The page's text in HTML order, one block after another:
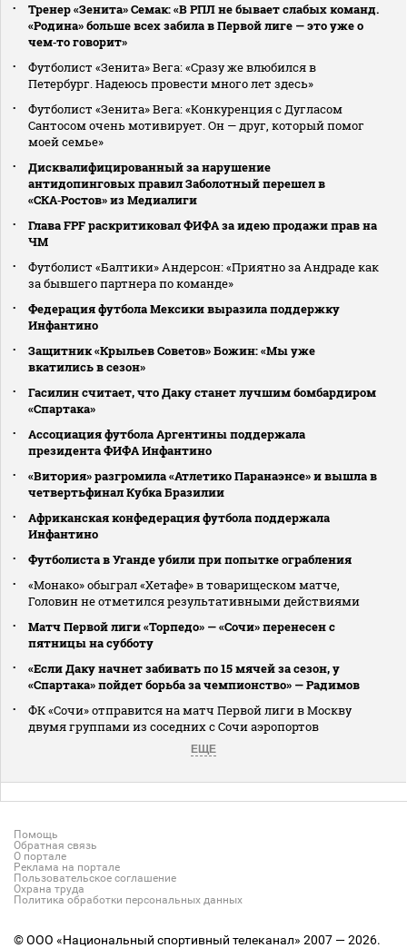
Тренер «Зенита» Семак: «В РПЛ не бывает слабых команд.
«Родина» больше всех забила в Первой лиге — это уже о
чем‑то говорит»
Футболист «Зенита» Вега: «Сразу же влюбился в
Петербург. Надеюсь провести много лет здесь»
Футболист «Зенита» Вега: «Конкуренция с Дугласом
Сантосом очень мотивирует. Он — друг, который помог
моей семье»
Дисквалифицированный за нарушение
антидопинговых правил Заболотный перешел в
«СКА‑Ростов» из Медиалиги
Глава FPF раскритиковал ФИФА за идею продажи прав на
ЧМ
Футболист «Балтики» Андерсон: «Приятно за Андраде как
за бывшего партнера по команде»
Федерация футбола Мексики выразила поддержку
Инфантино
Защитник «Крыльев Советов» Божин: «Мы уже
вкатились в сезон»
Гасилин считает, что Даку станет лучшим бомбардиром
«Спартака»
Ассоциация футбола Аргентины поддержала
президента ФИФА Инфантино
«Витория» разгромила «Атлетико Паранаэнсе» и вышла в
четвертьфинал Кубка Бразилии
Африканская конфедерация футбола поддержала
Инфантино
Футболиста в Уганде убили при попытке ограбления
«Монако» обыграл «Хетафе» в товарищеском матче,
Головин не отметился результативными действиями
Матч Первой лиги «Торпедо» — «Сочи» перенесен с
пятницы на субботу
«Если Даку начнет забивать по 15 мячей за сезон, у
«Спартака» пойдет борьба за чемпионство» — Радимов
ФК «Сочи» отправится на матч Первой лиги в Москву
двумя группами из соседних с Сочи аэропортов
ЕЩЕ
Помощь
Обратная связь
О портале
Реклама на портале
Пользовательское соглашение
Охрана труда
Политика обработки персональных данных
© ООО «Национальный спортивный телеканал» 2007 — 2026.